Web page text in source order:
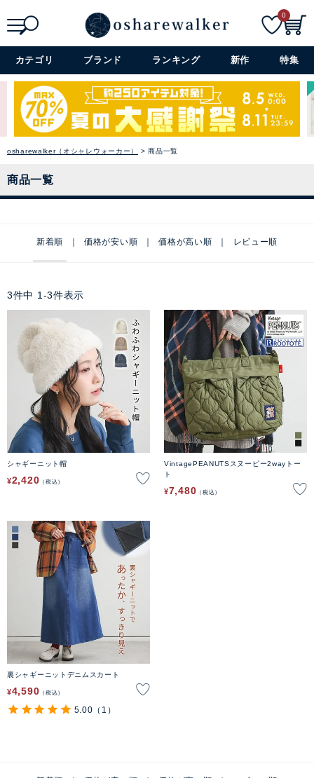
詳細検索+
0
カテゴリ ブランド ランキング 新作 特集
osharewalker（オシャレウォーカー） 商品一覧
商品一覧
新着順 価格が安い順 価格が高い順 レビュー順
3件中 1 -3件表示
シャギーニット帽
¥2,420 税込
VintagePEANUTSスヌーピー2wayトー
ト
¥7,480 税込
裏シャギーニットデニムスカート
¥4,590 税込
5.00 （1）